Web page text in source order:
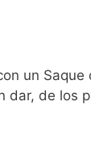
un Saque
dar, de los